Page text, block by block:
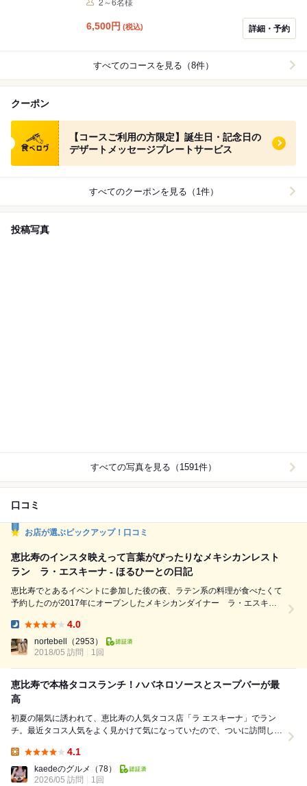
ワイン、お食事も満足して頂ける事間違いなし。 なんと
言ってもこちらのコースの目玉は最後に出てくるデザー
と共にお持ちいたします。 (もちろん恥ずかしいので
BGMは・・)なんでもお申し付けください。 素敵な記念
日になるよう当店もサポートさせて頂きます♬ ※飲み放
6,500円 (税込) 詳細・予約
すべてのコースを見る（8件）
クーポン
食べログ クーポン
【コースご利用の方限定】誕生日・記念日の
デザートメッセージプレートサービス
すべてのクーポンを見る（1件）
投稿写真
すべての写真を見る（1591件）
口コミ
お店が選ぶピックアップ！口コミ
恵比寿のインスタ映えって言葉がぴったりなメキシカンレスト
ラン ラ・エスキーナ - ほるひーとの日記
恵比寿でとあるイベントに参加した後の夜、ラテン系の料理が食べたくて
予約したのが2017年にオープンしたメキシカンダイナー ラ・エスキー
く、雰囲気、サービスもよく大当たりでした。 一押しはメキシコ料理の
定番タコスですが、フィリングを韓国風、和風などにしたクラフトタコス
4.0
nortebell
（2953）
2018/05 訪問
1回
恵比寿で本格タコスランチ！ハバネロソースとスープバーが最
高
初夏の陽気に誘われて、恵比寿の人気タコス店「ラ エスキーナ」でラン
チ。最近タコス人気をよく見かけて気になっていたので、ついに訪問しま
4.1
kaedeのグルメ
（78）
2026/05 訪問
1回